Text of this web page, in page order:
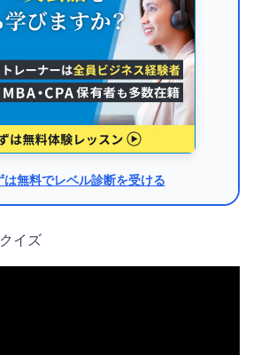
無料でレベル診断を受ける
イズ